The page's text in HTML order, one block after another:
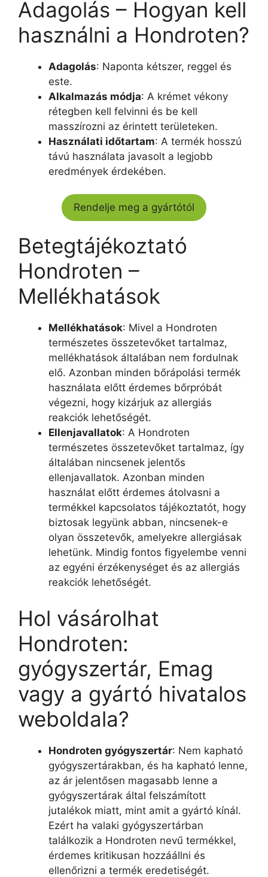
Adagolás – Hogyan kell
használni a Hondroten?
Adagolás: Naponta kétszer, reggel és
este.
Alkalmazás módja: A krémet vékony
rétegben kell felvinni és be kell
masszírozni az érintett területeken.
Használati időtartam: A termék hosszú
távú használata javasolt a legjobb
eredmények érdekében.
Rendelje meg a gyártótól
Betegtájékoztató
Hondroten –
Mellékhatások
Mellékhatások: Mivel a Hondroten
természetes összetevőket tartalmaz,
mellékhatások általában nem fordulnak
elő. Azonban minden bőrápolási termék
használata előtt érdemes bőrpróbát
végezni, hogy kizárjuk az allergiás
reakciók lehetőségét.
Ellenjavallatok: A Hondroten
természetes összetevőket tartalmaz, így
általában nincsenek jelentős
ellenjavallatok. Azonban minden
használat előtt érdemes átolvasni a
termékkel kapcsolatos tájékoztatót, hogy
biztosak legyünk abban, nincsenek-e
olyan összetevők, amelyekre allergiásak
lehetünk. Mindig fontos figyelembe venni
az egyéni érzékenységet és az allergiás
reakciók lehetőségét.
Hol vásárolhat
Hondroten:
gyógyszertár, Emag
vagy a gyártó hivatalos
weboldala?
Hondroten gyógyszertár: Nem kapható
gyógyszertárakban, és ha kapható lenne,
az ár jelentősen magasabb lenne a
gyógyszertárak által felszámított
jutalékok miatt, mint amit a gyártó kínál.
Ezért ha valaki gyógyszertárban
találkozik a Hondroten nevű termékkel,
érdemes kritikusan hozzáállni és
ellenőrizni a termék eredetiségét.